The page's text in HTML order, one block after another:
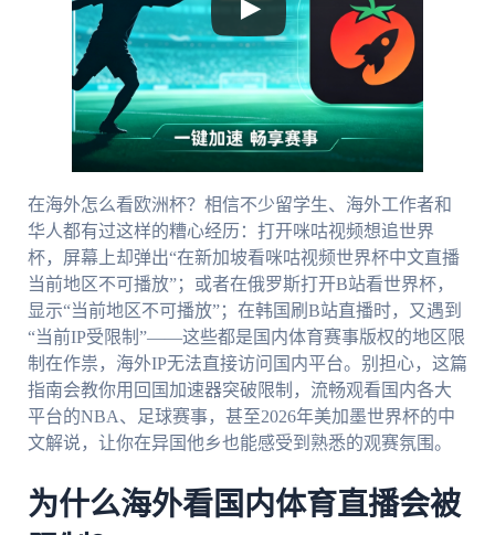
在海外怎么看欧洲杯？相信不少留学生、海外工作者和
华人都有过这样的糟心经历：打开咪咕视频想追世界
杯，屏幕上却弹出“在新加坡看咪咕视频世界杯中文直播
当前地区不可播放”；或者在俄罗斯打开B站看世界杯，
显示“当前地区不可播放”；在韩国刷B站直播时，又遇到
“当前IP受限制”——这些都是国内体育赛事版权的地区限
制在作祟，海外IP无法直接访问国内平台。别担心，这篇
指南会教你用回国加速器突破限制，流畅观看国内各大
平台的NBA、足球赛事，甚至2026年美加墨世界杯的中
文解说，让你在异国他乡也能感受到熟悉的观赛氛围。
为什么海外看国内体育直播会被